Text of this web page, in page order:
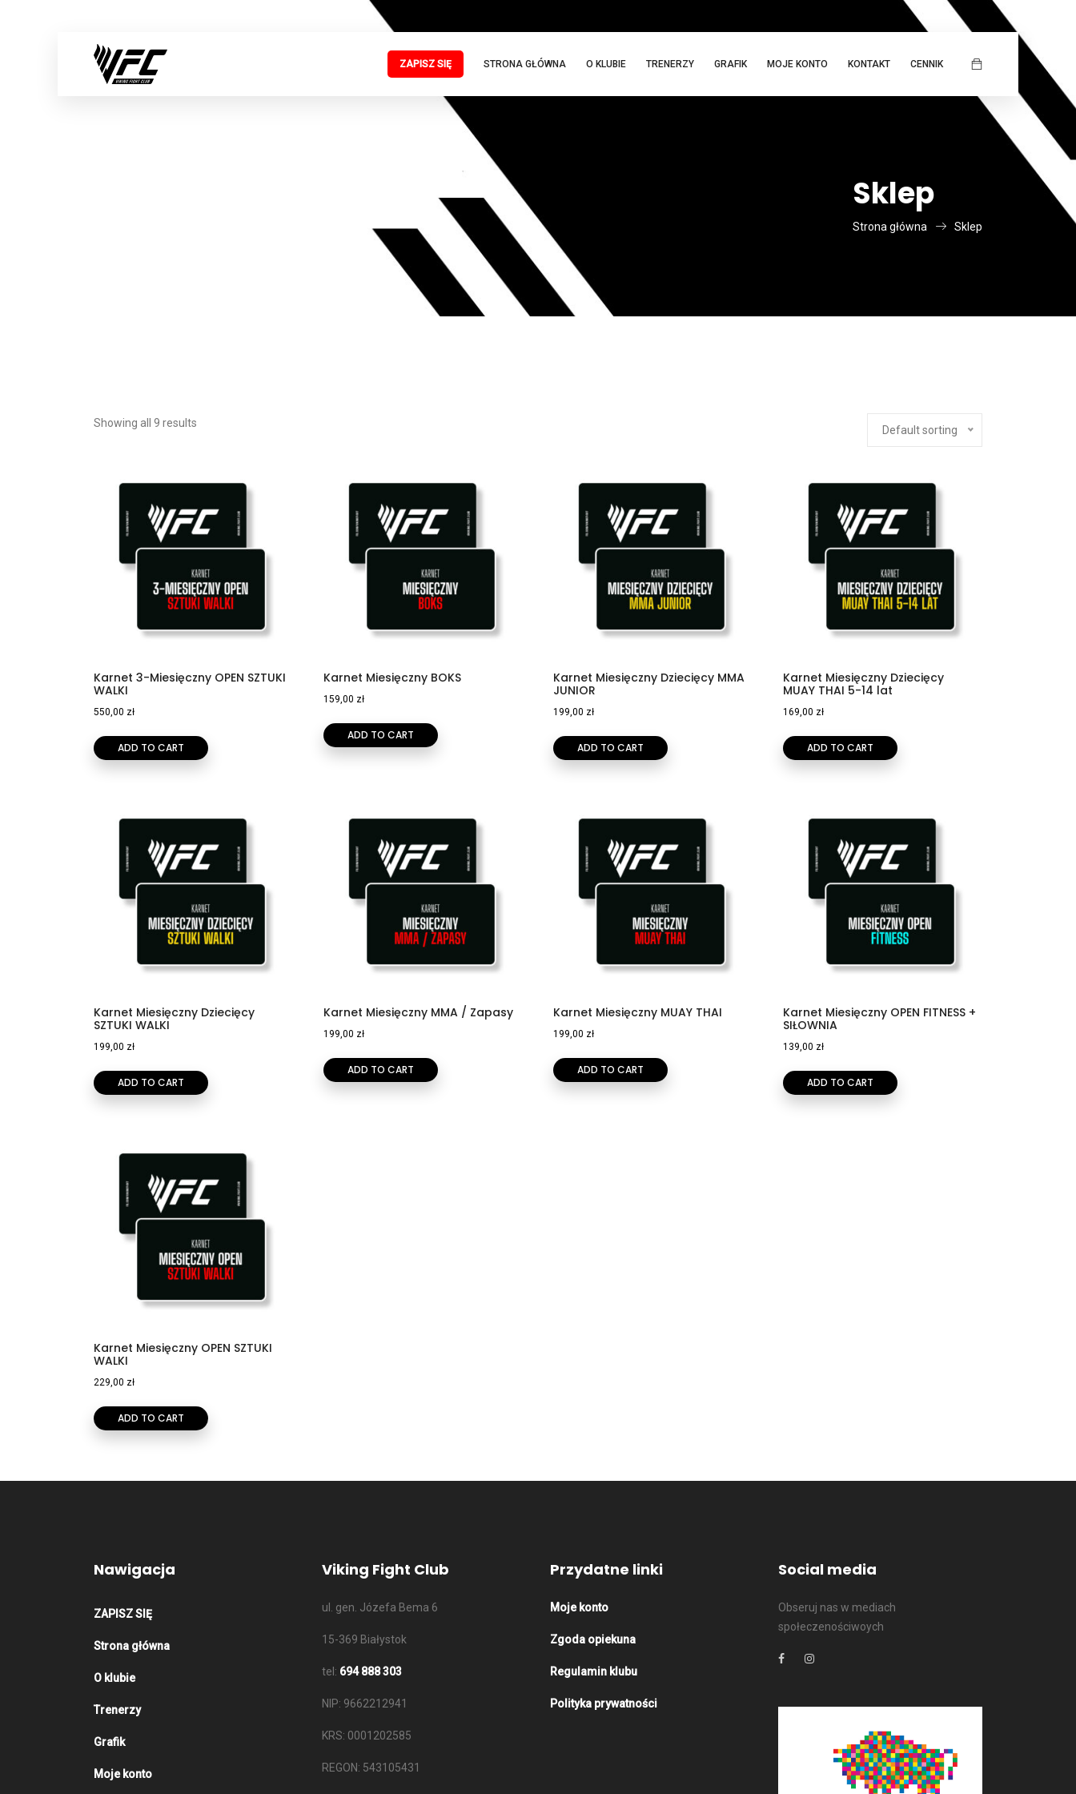
ZAPISZ SIĘ STRONA GŁÓWNA O KLUBIE TRENERZY GRAFIK MOJE KONTO KONTAKT CENNIK
Sklep
Strona główna Sklep
Showing all 9 results
Default sorting
Karnet 3-Miesięczny OPEN SZTUKI
WALKI
550,00 zł
ADD TO CART
Karnet Miesięczny BOKS
159,00 zł
ADD TO CART
Karnet Miesięczny Dziecięcy MMA
JUNIOR
199,00 zł
ADD TO CART
Karnet Miesięczny Dziecięcy
MUAY THAI 5-14 lat
169,00 zł
ADD TO CART
Karnet Miesięczny Dziecięcy
SZTUKI WALKI
199,00 zł
ADD TO CART
Karnet Miesięczny MMA / Zapasy
199,00 zł
ADD TO CART
Karnet Miesięczny MUAY THAI
199,00 zł
ADD TO CART
Karnet Miesięczny OPEN FITNESS +
SIŁOWNIA
139,00 zł
ADD TO CART
Karnet Miesięczny OPEN SZTUKI
WALKI
229,00 zł
ADD TO CART
Nawigacja
ZAPISZ SIĘ
Strona główna
O klubie
Trenerzy
Grafik
Moje konto
Viking Fight Club
ul. gen. Józefa Bema 6
15-369 Białystok
tel: 694 888 303
NIP: 9662212941
KRS: 0001202585
REGON: 543105431
Przydatne linki
Moje konto
Zgoda opiekuna
Regulamin klubu
Polityka prywatności
Social media
Obseruj nas w mediach
społeczenościwoych